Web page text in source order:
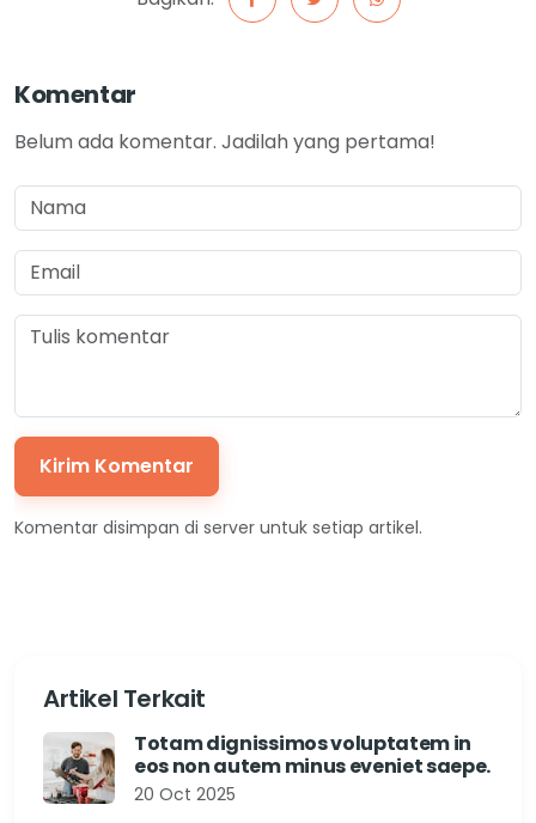
Komentar
Belum ada komentar. Jadilah yang pertama!
Kirim Komentar
Komentar disimpan di server untuk setiap artikel.
Artikel Terkait
Totam dignissimos voluptatem in
eos non autem minus eveniet saepe.
20 Oct 2025